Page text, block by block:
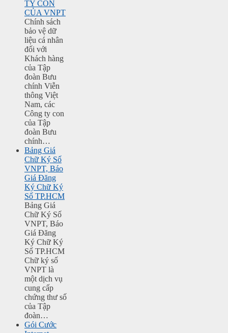
TY CON
CỦA VNPT
Chính sách
bảo vệ dữ
liệu cá nhân
đối với
Khách hàng
của Tập
đoàn Bưu
chính Viễn
thông Việt
Nam, các
Công ty con
của Tập
đoàn Bưu
chính…
Bảng Giá
Chữ Ký Số
VNPT, Báo
Giá Đăng
Ký Chữ Ký
Số TP.HCM
Bảng Giá
Chữ Ký Số
VNPT, Báo
Giá Đăng
Ký Chữ Ký
Số TP.HCM
Chữ ký số
VNPT là
một dịch vụ
cung cấp
chứng thư số
của Tập
đoàn…
Gói Cước